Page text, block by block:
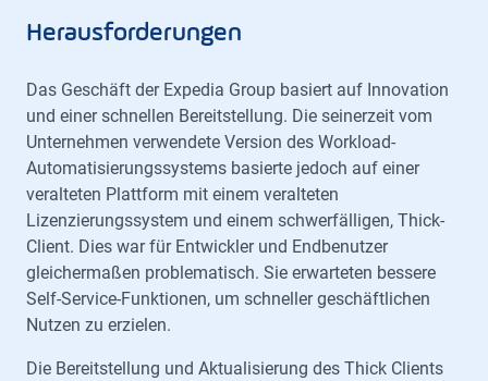
Herausforderungen
Das Geschäft der Expedia Group basiert auf Innovation
und einer schnellen Bereitstellung. Die seinerzeit vom
Unternehmen verwendete Version des Workload-
Automatisierungssystems basierte jedoch auf einer
veralteten Plattform mit einem veralteten
Lizenzierungssystem und einem schwerfälligen, Thick-
Client. Dies war für Entwickler und Endbenutzer
gleichermaßen problematisch. Sie erwarteten bessere
Self-Service-Funktionen, um schneller geschäftlichen
Nutzen zu erzielen.
Die Bereitstellung und Aktualisierung des Thick Clients